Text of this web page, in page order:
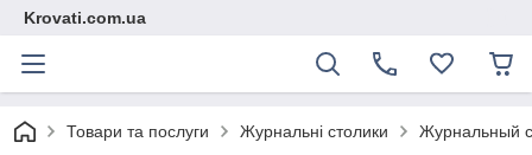
Krovati.com.ua
Товари та послуги Журнальні столики Журнальный